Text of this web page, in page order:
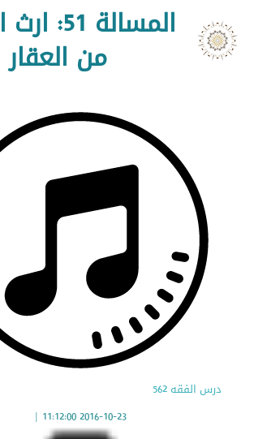
المسالة
من العقار
درس الفقه 562
2016-10-23 11:12:00
|